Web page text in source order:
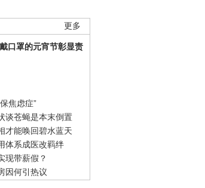
更多
口罩的元宵节彰显责
焦虑症”
谈苍蝇是本末倒置
才能唤回碧水蓝天
体系成医改羁绊
现带薪假？
因何引热议